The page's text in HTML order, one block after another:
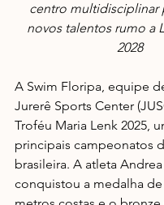
centro multidisciplinar
novos talentos rumo a
2028
A Swim Floripa, equipe
Jurerê Sports Center
Troféu Maria Lenk 2025,
principais campeonatos
brasileira. A atleta
conquistou a medalha de